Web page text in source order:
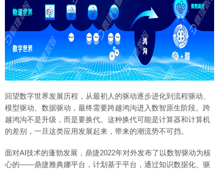
回望数字世界发展历程，从最初人的驱动逐步进化到流程驱动、
模型驱动、数据驱动，最终需要跨越鸿沟进入数智原生阶段。跨
越鸿沟不是升级，而是要换代。这种换代可能是计算器和计算机
的差别，一旦这类应用发展起来，带来的潮流势不可挡。
面对AI技术的蓬勃发展，鼎捷2022年对外发布了以数智驱动为核
心的——鼎捷雅典娜平台，计划基于平台，通过知识数据化、驱